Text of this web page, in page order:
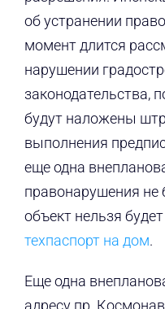
об устранении
момент длится
нарушении
законодательства,
будут наложены
выполнения
еще одна
правонарушения не
объект нельзя
техпаспорт на дом.
Еще одна